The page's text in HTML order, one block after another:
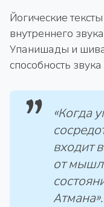
Йогические
внутреннего
Упанишады и
способность
«Когда
входит
от
Атмана».